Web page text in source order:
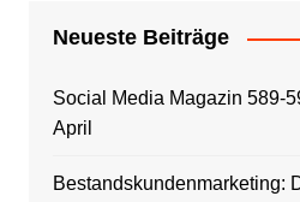
Neueste Beiträge
Social Media Magazin 589-
April
Bestandskundenmarketing: